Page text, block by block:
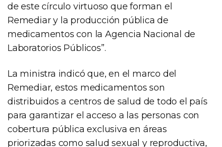
de este círculo virtuoso que forman el
Remediar y la producción pública de
medicamentos con la Agencia Nacional de
Laboratorios Públicos”.
La ministra indicó que, en el marco del
Remediar, estos medicamentos son
distribuidos a centros de salud de todo el país
para garantizar el acceso a las personas con
cobertura pública exclusiva en áreas
priorizadas como salud sexual y reproductiva,